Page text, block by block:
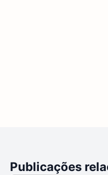
Publicações